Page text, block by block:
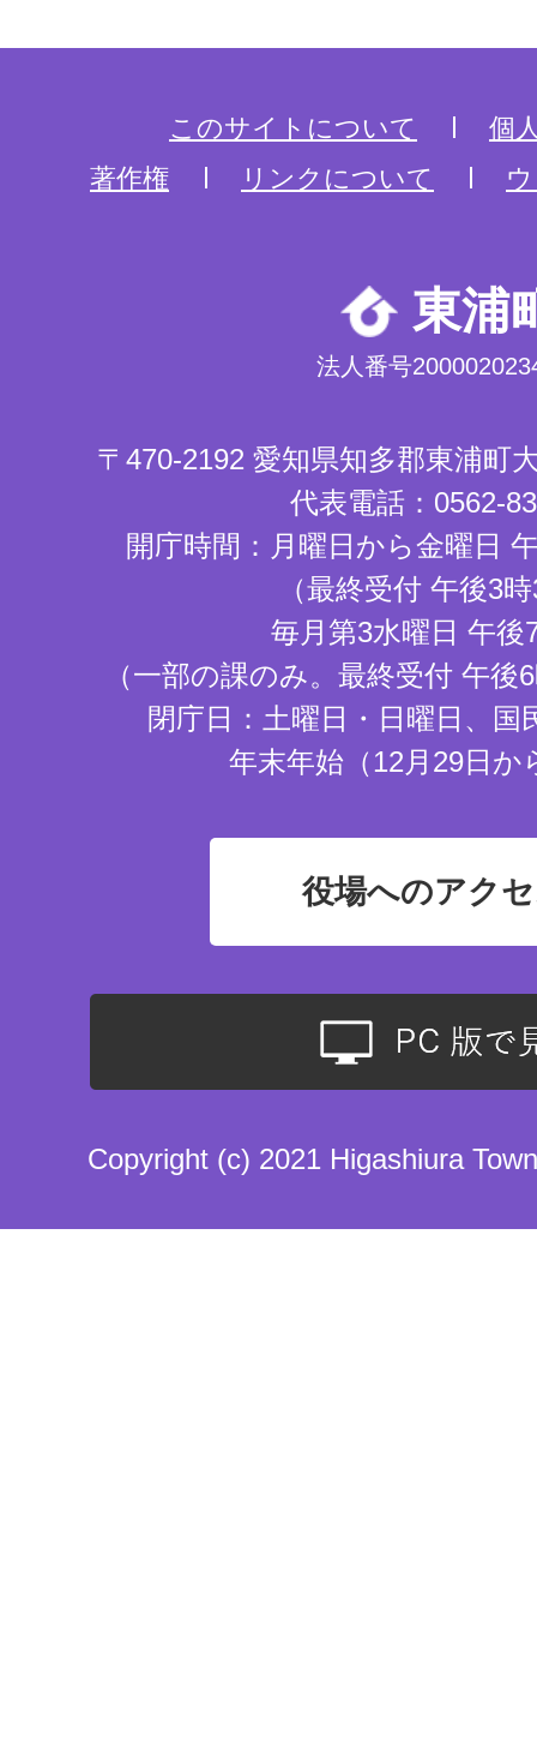
このサイトについて
個
著作権
リンクについて
東浦
法人番号
〒470-2192 愛知県知多郡東浦町
代表電話：0562-
開庁時間：月曜日から金曜日
（最終受付 午後3
毎月第3水曜日 午後
（一部の課のみ。最終受付 午
閉庁日：土曜日・日曜日、国
年末年始（12月29日か
役場へのアク
Copyright (c) 2021 Higashiura